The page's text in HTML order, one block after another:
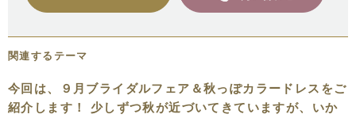
関連するテーマ
今回は、９月ブライダルフェア＆秋っぽカラードレスをご
紹介します！ 少しずつ秋が近づいてきていますが、いか